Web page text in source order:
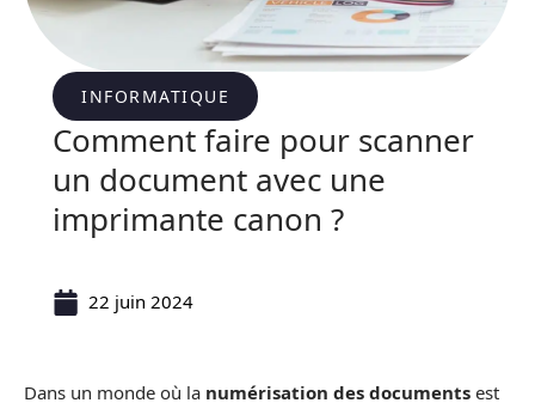
INFORMATIQUE
Comment faire pour scanner
un document avec une
imprimante canon ?
22 juin 2024
Dans un monde où la numérisation des documents est